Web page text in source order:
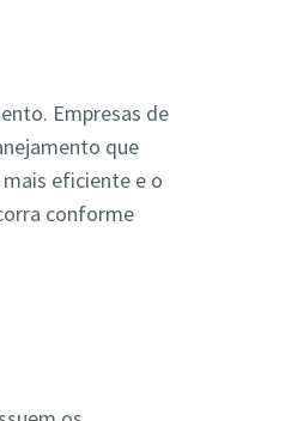
Empresas de
que
eficiente e o
conforme